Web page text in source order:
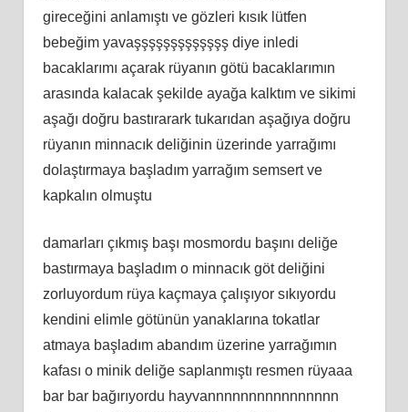
gireceğini anlamıştı ve gözleri kısık lütfen
bebeğim yavaşşşşşşşşşşşşş diye inledi
bacaklarımı açarak rüyanın götü bacaklarımın
arasında kalacak şekilde ayağa kalktım ve sikimi
aşağı doğru bastırarark tukarıdan aşağıya doğru
rüyanın minnacık deliğinin üzerinde yarrağımı
dolaştırmaya başladım yarrağım semsert ve
kapkalın olmuştu
damarları çıkmış başı mosmordu başını deliğe
bastırmaya başladım o minnacık göt deliğini
zorluyordum rüya kaçmaya çalışıyor sıkıyordu
kendini elimle götünün yanaklarına tokatlar
atmaya başladım abandım üzerine yarrağımın
kafası o minik deliğe saplanmıştı resmen rüyaaa
bar bar bağırıyordu hayvannnnnnnnnnnnnnnn